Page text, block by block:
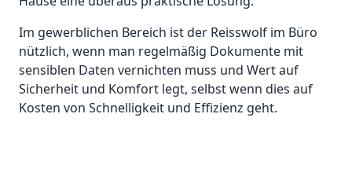
Im gewerblichen Bereich ist der Reisswolf im Büro
nützlich, wenn man regelmäßig Dokumente mit
sensiblen Daten vernichten muss und Wert auf
Sicherheit und Komfort legt, selbst wenn dies auf
Kosten von Schnelligkeit und Effizienz geht.